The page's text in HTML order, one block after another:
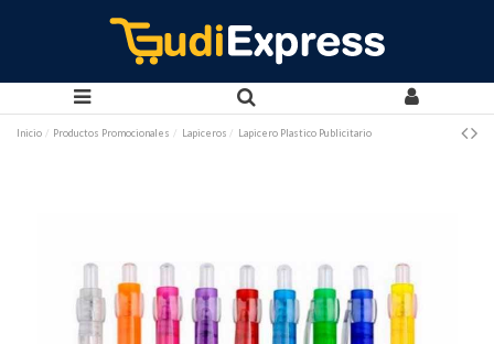
Inicio Productos Promocionales Lapiceros Lapicero Plastico Publicitario